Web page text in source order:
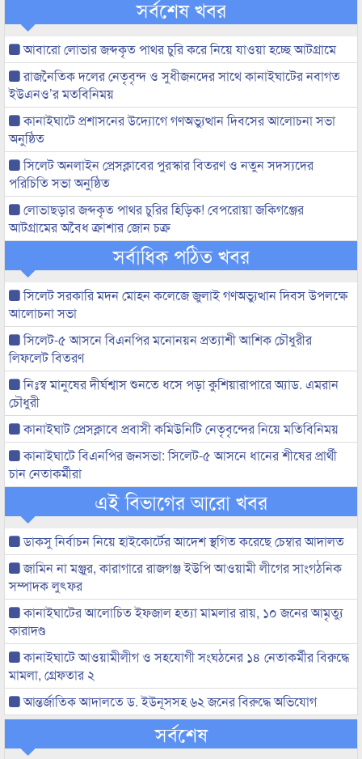
সর্বশেষ খবর
আবারো লোভার জব্দকৃত পাথর চুরি করে নিয়ে যাওয়া হচ্ছে আটগ্রামে
রাজনৈতিক দলের নেতৃবৃন্দ ও সুধীজনদের সাথে কানাইঘাটের নবাগত
ইউএনও’র মতবিনিময়
কানাইঘাটে প্রশাসনের উদ্যোগে গণঅভ্যুত্থান দিবসের আলোচনা সভা
অনুষ্ঠিত
সিলেট অনলাইন প্রেসক্লাবের পুরস্কার বিতরণ ও নতুন সদস্যদের
পরিচিতি সভা অনুষ্ঠিত
লোভাছড়ার জব্দকৃত পাথর চুরির হিড়িক! বেপরোয়া জকিগঞ্জের
আটগ্রামের অবৈধ ক্রাশার জোন চক্র
সর্বাধিক পঠিত খবর
সিলেট সরকারি মদন মোহন কলেজে জুলাই গণঅভ্যুত্থান দিবস উপলক্ষে
আলোচনা সভা
সিলেট-৫ আসনে বিএনপির মনোনয়ন প্রত্যাশী আশিক চৌধুরীর
লিফলেট বিতরণ
নিঃস্ব মানুষের দীর্ঘশ্বাস শুনতে ধসে পড়া কুশিয়ারাপারে অ্যাড. এমরান
চৌধুরী
কানাইঘাট প্রেসক্লাবে প্রবাসী কমিউনিটি নেতৃবৃন্দের নিয়ে মতিবিনিময়
কানাইঘাটে বিএনপির জনসভা: সিলেট-৫ আসনে ধানের শীষের প্রার্থী
চান নেতাকর্মীরা
এই বিভাগের আরো খবর
ডাকসু নির্বাচন নিয়ে হাইকোর্টের আদেশ স্থগিত করেছে চেম্বার আদালত
জামিন না মঞ্জুর, কারাগারে রাজগঞ্জ ইউপি আওয়ামী লীগের সাংগঠনিক
সম্পাদক লুৎফর
কানাইঘাটের আলোচিত ইফজাল হত্যা মামলার রায়, ১০ জনের আমৃত্যু
কারাদণ্ড
কানাইঘাটে আওয়ামীলীগ ও সহযোগী সংঘঠনের ১৪ নেতাকর্মীর বিরুদ্ধে
মামলা, গ্রেফতার ২
আন্তর্জাতিক আদালতে ড. ইউনূসসহ ৬২ জনের বিরুদ্ধে অভিযোগ
সর্বশেষ